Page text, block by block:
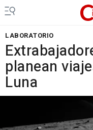
LABORATORIO
planean
Luna